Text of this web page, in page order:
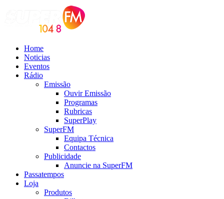
Home
Noticias
Eventos
Rádio
Emissão
Ouvir Emissão
Programas
Rubricas
SuperPlay
SuperFM
Equipa Técnica
Contactos
Publicidade
Anuncie na SuperFM
Passatempos
Loja
Produtos